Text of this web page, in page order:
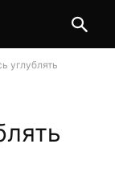
углублять